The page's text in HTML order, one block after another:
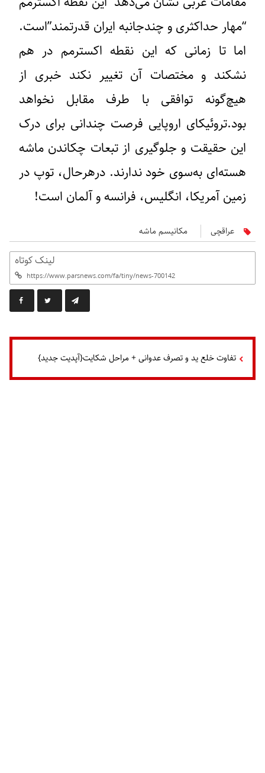
“مهار حداکثری و چندجانبه ایران قدرتمند”است.
اما تا زمانی که این نقطه اکسترمم در هم
نشکند و مختصات آن تغییر نکند خبری از
هیچ‌گونه توافقی با طرف مقابل نخواهد
بود.تروئیکای اروپایی فرصت چندانی برای درک
این حقیقت و جلوگیری از تبعات چکاندن ماشه
هسته‌ای به‌سوی خود ندارند. درهرحال، توپ در
زمین آمریکا، انگلیس، فرانسه و آلمان است!
عراقچی مکانیسم ماشه
لینک کوتاه
تفاوت خلع ید و تصرف عدوانی + مراحل شکایت{آپدیت جدید}